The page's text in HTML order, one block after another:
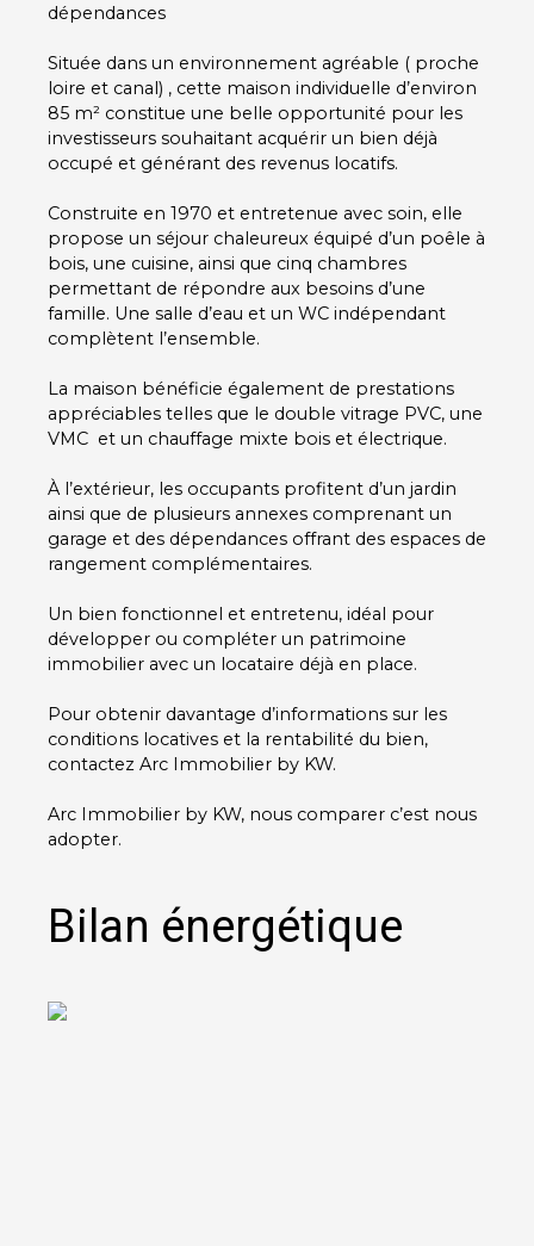
dépendances
Située dans un environnement agréable ( proche
loire et canal) , cette maison individuelle d’environ
85 m² constitue une belle opportunité pour les
investisseurs souhaitant acquérir un bien déjà
occupé et générant des revenus locatifs.
Construite en 1970 et entretenue avec soin, elle
propose un séjour chaleureux équipé d’un poêle à
bois, une cuisine, ainsi que cinq chambres
permettant de répondre aux besoins d’une
famille. Une salle d’eau et un WC indépendant
complètent l’ensemble.
La maison bénéficie également de prestations
appréciables telles que le double vitrage PVC, une
VMC et un chauffage mixte bois et électrique.
À l’extérieur, les occupants profitent d’un jardin
ainsi que de plusieurs annexes comprenant un
garage et des dépendances offrant des espaces de
rangement complémentaires.
Un bien fonctionnel et entretenu, idéal pour
développer ou compléter un patrimoine
immobilier avec un locataire déjà en place.
Pour obtenir davantage d’informations sur les
conditions locatives et la rentabilité du bien,
contactez Arc Immobilier by KW.
Arc Immobilier by KW, nous comparer c’est nous
adopter.
Bilan énergétique